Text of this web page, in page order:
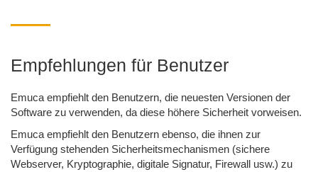
Empfehlungen für Benutzer
Emuca empfiehlt den Benutzern, die neuesten Versionen der
Software zu verwenden, da diese höhere Sicherheit vorweisen.
Emuca empfiehlt den Benutzern ebenso, die ihnen zur
Verfügung stehenden Sicherheitsmechanismen (sichere
Webserver, Kryptographie, digitale Signatur, Firewall usw.) zu